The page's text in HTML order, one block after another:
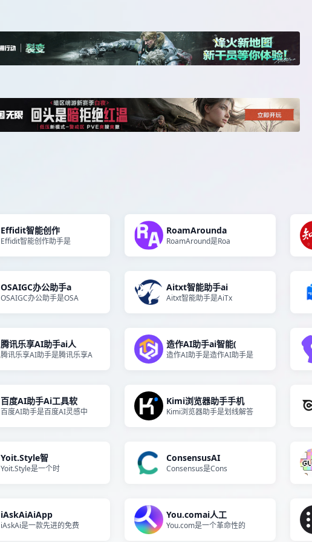
Effidit智能创作
Effidit智能创作助手是
RoamArounda
RoamAround是Roa
OSAIGC办公助手a
OSAIGC办公助手是OSA
Aitxt智能助手ai
Aitxt智能助手是AiTx
腾讯乐享AI助手ai人
腾讯乐享AI助手是腾讯乐享A
造作AI助手ai智能(
造作AI助手是造作AI助手是
百度AI助手Ai工具软
百度AI助手是百度AI灵感中
Kimi浏览器助手手机
Kimi浏览器助手是划线解答
Yoit.Style智
Yoit.Style是一个时
ConsensusAI
Consensus是Cons
iAskAiAiApp
iAskAi是一款先进的免费
You.comai人工
You.com是一个革命性的